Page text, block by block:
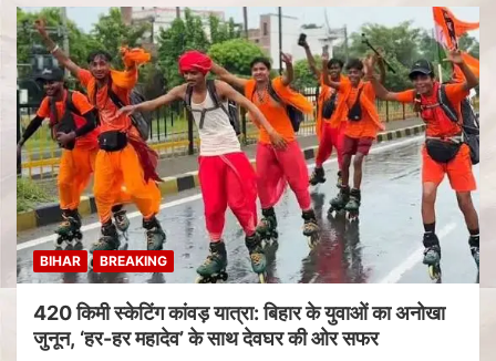
BIHAR BREAKING
420 किमी स्केटिंग कांवड़ यात्रा: बिहार के युवाओं का अनोखा
जुनून, ‘हर-हर महादेव’ के साथ देवघर की ओर सफर